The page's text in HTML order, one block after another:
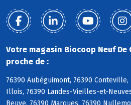
Votre magasin Biocoop Neuf De
proche de :
76390 Aubéguimont, 76390
Illois, 76390 Landes-Vieilles-et-
Beuve, 76390 Marques, 76390